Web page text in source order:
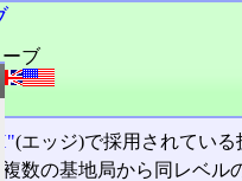
ブ
H"(エッジ)で採用されてい
複数の基地局から同レベ